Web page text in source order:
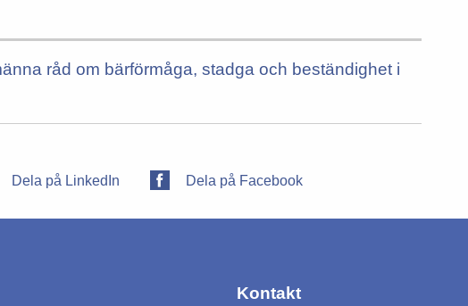
råd om bärförmåga, stadga och beständighet i
Dela på LinkedIn Dela på Facebook
Kontakt